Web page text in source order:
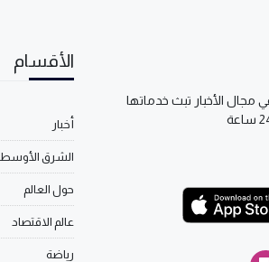
الأخبار تبث خدماتها
الأقسام
أخبار
الشرق الأوسط
حول العالم
عالم الاقتصاد
رياضة